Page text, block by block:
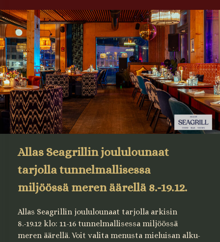
Allas Seagrillin joululounaat
tarjolla tunnelmallisessa
miljöössä meren äärellä 8.-19.12.
Allas Seagrillin joululounaat tarjolla arkisin
8.-19.12 klo: 11-16 tunnelmallisessa miljöössä
meren äärellä. Voit valita menusta mieluisan alku-